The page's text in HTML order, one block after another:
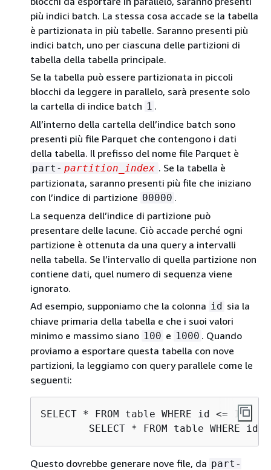
più indici batch. La stessa cosa accade se la tabella
è partizionata in più tabelle. Saranno presenti più
indici batch, uno per ciascuna delle partizioni di
tabella della tabella principale.
Se la tabella può essere partizionata in piccoli
blocchi da leggere in parallelo, sarà presente solo
la cartella di indice batch 1 .
All’interno della cartella dell’indice batch sono
presenti più file Parquet che contengono i dati
della tabella. Il prefisso del nome file Parquet è
part- partition_index . Se la tabella è
partizionata, saranno presenti più file che iniziano
con l’indice di partizione 00000 .
La sequenza dell’indice di partizione può
presentare delle lacune. Ciò accade perché ogni
partizione è ottenuta da una query a intervalli
nella tabella. Se l’intervallo di quella partizione non
contiene dati, quel numero di sequenza viene
ignorato.
Ad esempio, supponiamo che la colonna id sia la
chiave primaria della tabella e che i suoi valori
minimo e massimo siano 100 e 1000 . Quando
proviamo a esportare questa tabella con nove
partizioni, la leggiamo con query parallele come le
seguenti:
SELECT * FROM table WHERE id <= 100
SELECT * FROM table WHERE id
Questo dovrebbe generare nove file, da part-